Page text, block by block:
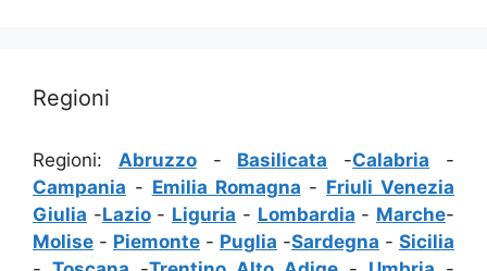
Regioni
Regioni: Abruzzo- Basilicata -Calabria -
Campania - Emilia Romagna - Friuli Venezia
Giulia -Lazio- Liguria - Lombardia - Marche-
Molise - Piemonte - Puglia -Sardegna - Sicilia